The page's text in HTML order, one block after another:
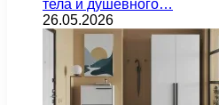
тела и душевного…
26.05.2026